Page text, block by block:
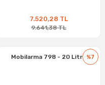
7.520,28 TL
9.641,38 TL
%7
Mobilarma 798 - 20 Litre